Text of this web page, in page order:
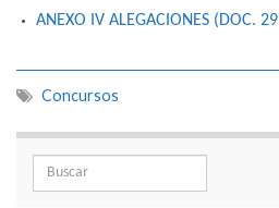
ANEXO IV ALEGACIONES (DOC. 29
Concursos
Search for: